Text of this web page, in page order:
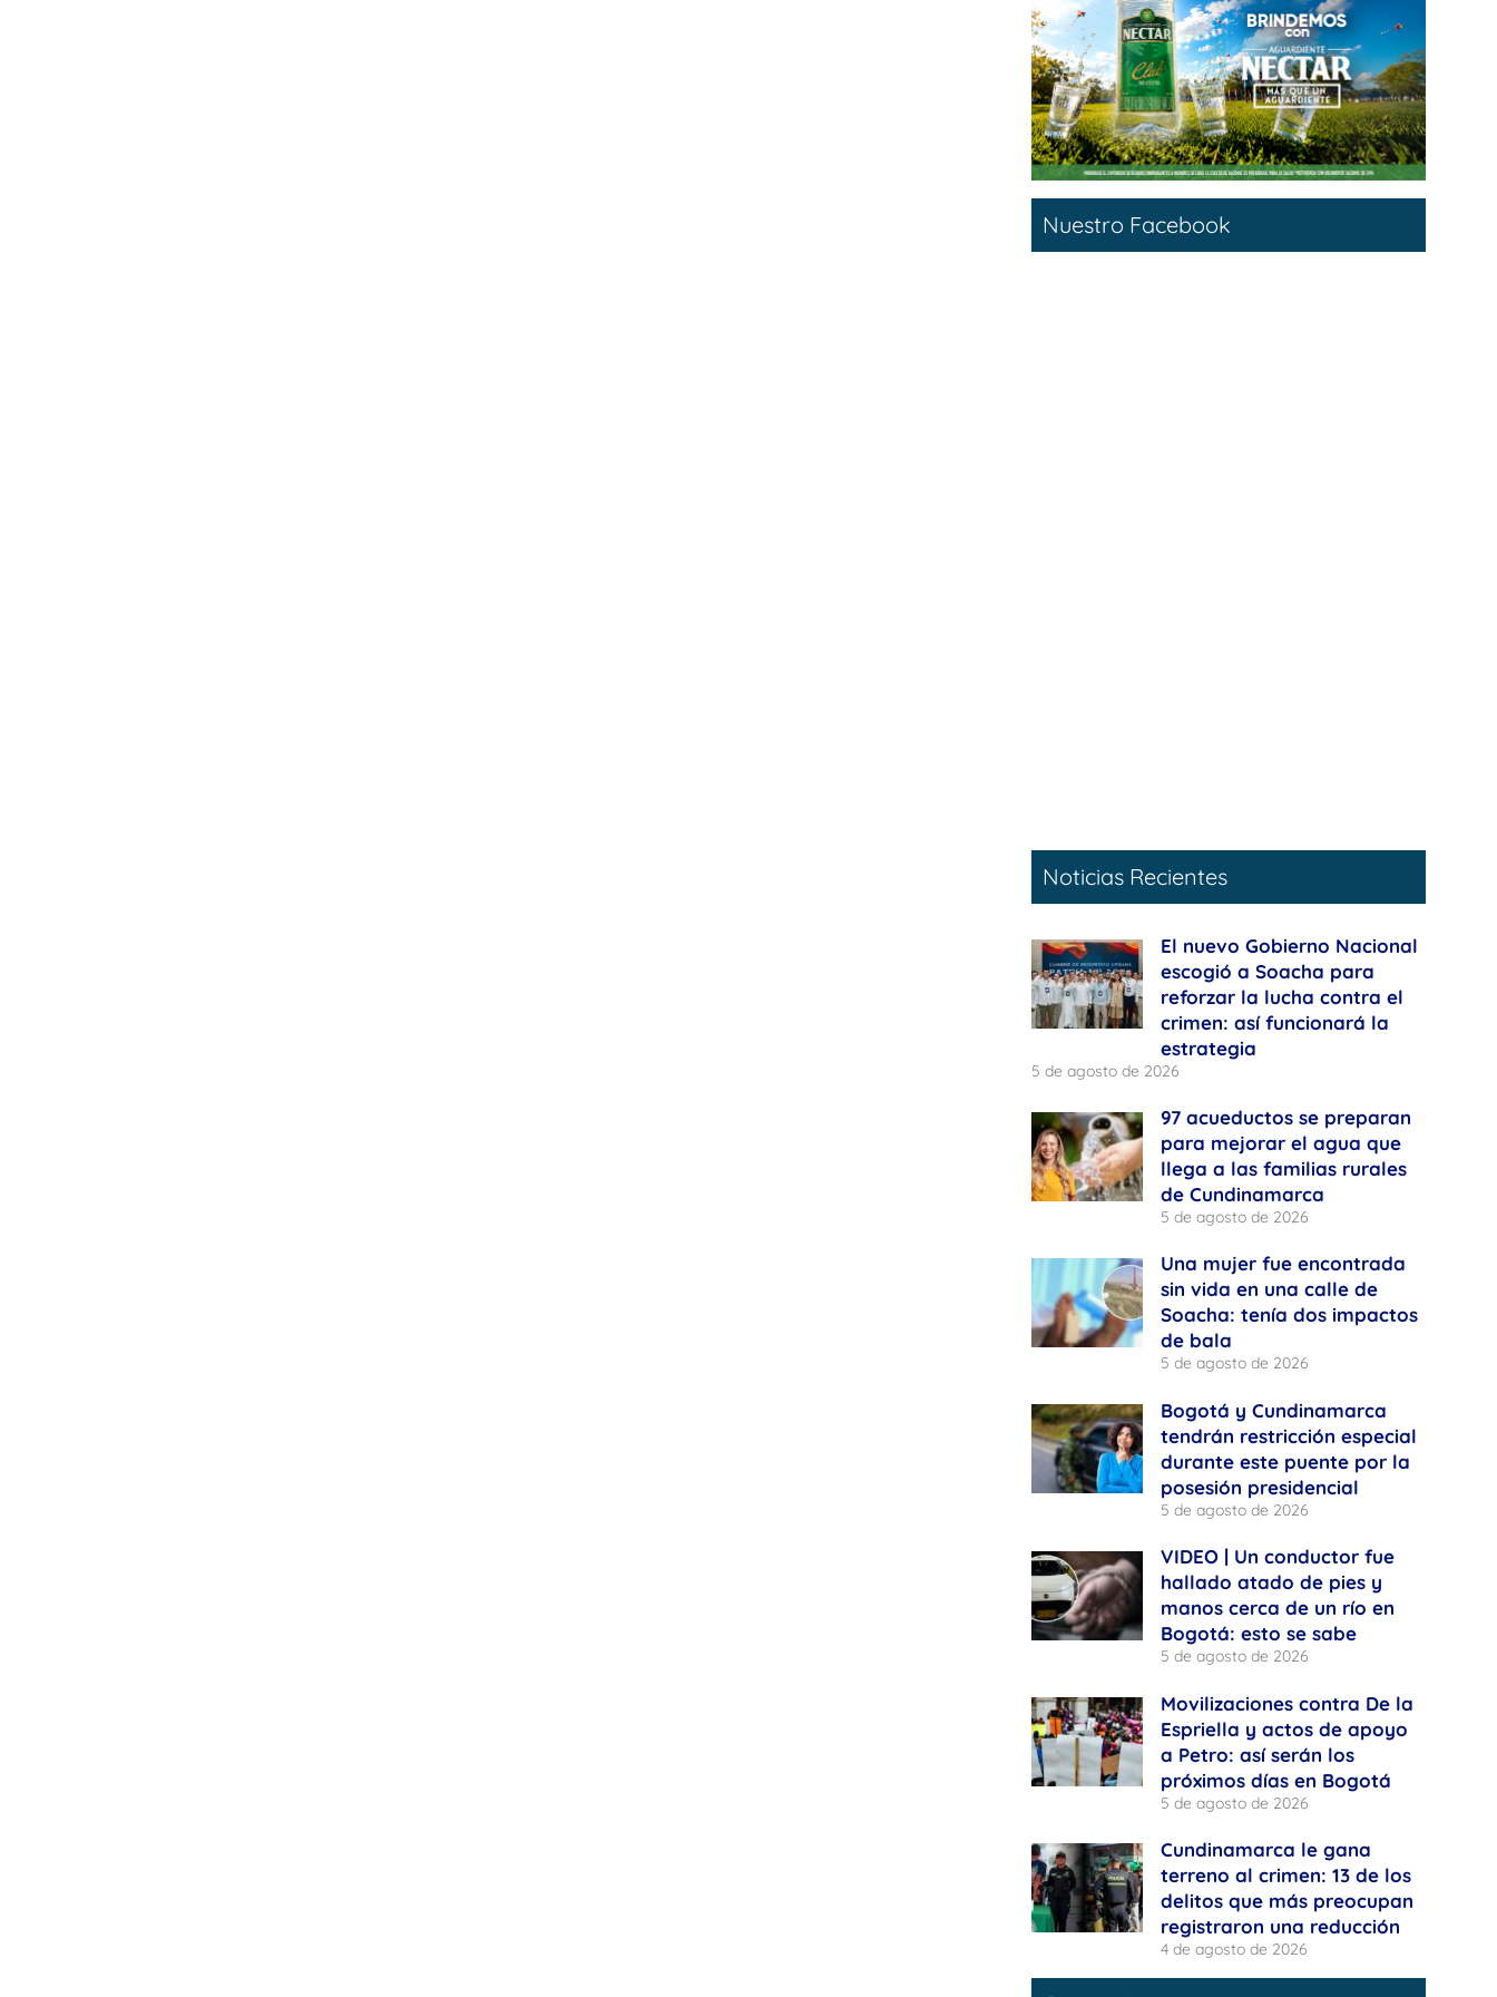
Nuestro Facebook
Noticias Recientes
El nuevo Gobierno Nacional
escogió a Soacha para
reforzar la lucha contra el
crimen: así funcionará la
estrategia
5 de agosto de 2026
97 acueductos se preparan
para mejorar el agua que
llega a las familias rurales
de Cundinamarca
5 de agosto de 2026
Una mujer fue encontrada
sin vida en una calle de
Soacha: tenía dos impactos
de bala
5 de agosto de 2026
Bogotá y Cundinamarca
tendrán restricción especial
durante este puente por la
posesión presidencial
5 de agosto de 2026
VIDEO | Un conductor fue
hallado atado de pies y
manos cerca de un río en
Bogotá: esto se sabe
5 de agosto de 2026
Movilizaciones contra De la
Espriella y actos de apoyo
a Petro: así serán los
próximos días en Bogotá
5 de agosto de 2026
Cundinamarca le gana
terreno al crimen: 13 de los
delitos que más preocupan
registraron una reducción
4 de agosto de 2026